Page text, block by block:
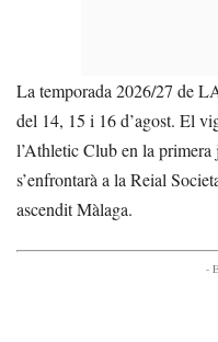
La temporada 2026/27 de
del 14, 15 i 16 d’agost. El
l’Athletic Club en la
s’enfrontarà a la Reial
ascendit Màlaga.
-